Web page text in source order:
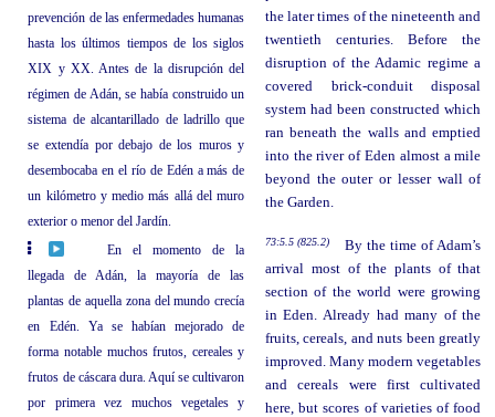
prevención de las enfermedades humanas
hasta los últimos tiempos de los siglos
XIX y XX. Antes de la disrupción del
régimen de Adán, se había construido un
sistema de alcantarillado de ladrillo que
se extendía por debajo de los muros y
desembocaba en el río de Edén a más de
un kilómetro y medio más allá del muro
exterior o menor del Jardín.
the later times of the nineteenth and
twentieth centuries. Before the
disruption of the Adamic regime a
covered brick-conduit disposal
system had been constructed which
ran beneath the walls and emptied
into the river of Eden almost a mile
beyond the outer or lesser wall of
the Garden.
En el momento de la
llegada de Adán, la mayoría de las
plantas de aquella zona del mundo crecía
en Edén. Ya se habían mejorado de
forma notable muchos frutos, cereales y
frutos de cáscara dura. Aquí se cultivaron
por primera vez muchos vegetales y
73:5.5 (825.2)
By the time of Adam’s
arrival most of the plants of that
section of the world were growing
in Eden. Already had many of the
fruits, cereals, and nuts been greatly
improved. Many modern vegetables
and cereals were first cultivated
here, but scores of varieties of food